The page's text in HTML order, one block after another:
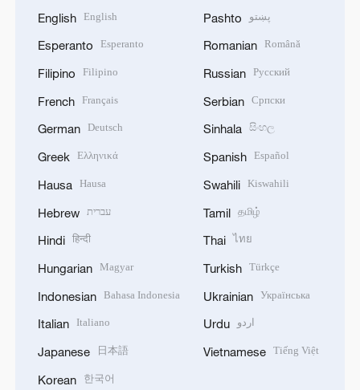
English English
Esperanto Esperanto
Filipino Filipino
French Français
German Deutsch
Greek Ελληνικά
Hausa Hausa
Hebrew עברית
Hindi हिन्दी
Hungarian Magyar
Indonesian Bahasa Indonesia
Italian Italiano
Japanese 日本語
Korean 한국어
Pashto پښتو
Romanian Română
Russian Русский
Serbian Српски
Sinhala සිංහල
Spanish Español
Swahili Kiswahili
Tamil தமிழ்
Thai ไทย
Turkish Türkçe
Ukrainian Українська
Urdu اردو
Vietnamese Tiếng Việt